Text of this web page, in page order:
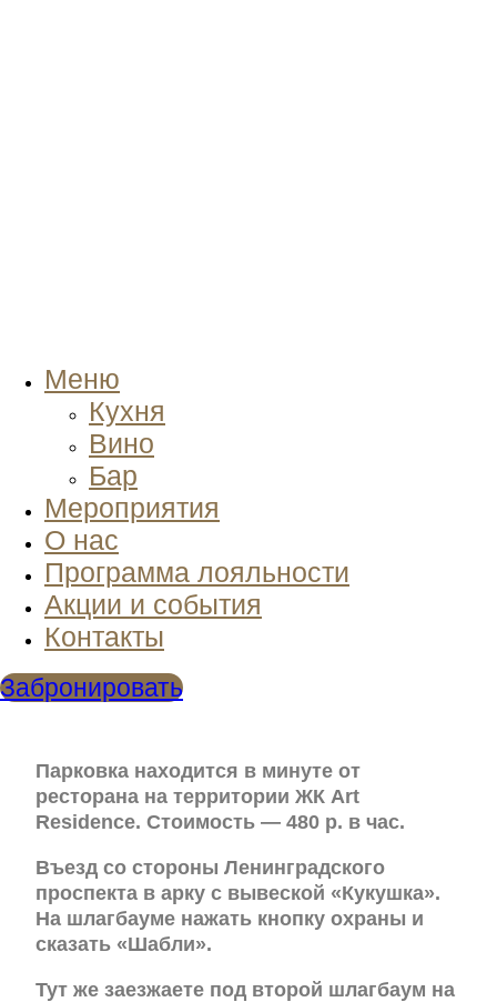
Меню
Кухня
Вино
Бар
Мероприятия
О нас
Программа лояльности
Акции и события
Контакты
Забронировать
Парковка находится в минуте от
ресторана на территории ЖК Art
Residence. Стоимость — 480 р. в час.
Въезд со стороны Ленинградского
проспекта в арку с вывеской «Кукушка».
На шлагбауме нажать кнопку охраны и
сказать «Шабли».
Тут же заезжаете под второй шлагбаум на